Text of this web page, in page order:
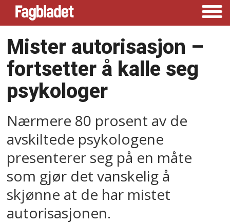
Mister autorisasjon –
fortsetter å kalle seg
psykologer
Nærmere 80 prosent av de
avskiltede psykologene
presenterer seg på en måte
som gjør det vanskelig å
skjønne at de har mistet
autorisasjonen.